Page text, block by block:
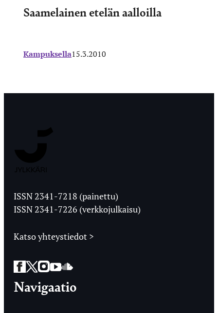
Saamelainen etelän aalloilla
Kampuksella15.3.2010
Ylioppilaslehti
ISSN 2341-7218 (painettu)
ISSN 2341-7226 (verkkojulkaisu)
Katso yhteystiedot >
Facebook
Twitter
Instagram
YouTube
SoundCloud
Navigaatio